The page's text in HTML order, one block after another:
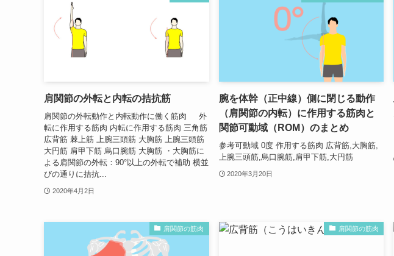
肩関節の外転と内転の拮抗筋
肩関節の外転動作と内転動作に働く筋肉 外
転に作用する筋肉 内転に作用する筋肉 三角筋
広背筋 棘上筋 上腕三頭筋 大胸筋 上腕三頭筋
大円筋 肩甲下筋 烏口腕筋 大胸筋 ・大胸筋に
よる肩関節の外転：90°以上の外転で補助 横並
びの通りに拮抗...
2020年4月2日
腕を体幹（正中線）側に閉じる動作
（肩関節の内転）に作用する筋肉と
関節可動域（ROM）のまとめ
参考可動域 0度 作用する筋肉 広背筋,大胸筋,
上腕三頭筋,烏口腕筋,肩甲下筋,大円筋
2020年3月20日
肩関節の筋肉 肩関節の筋肉